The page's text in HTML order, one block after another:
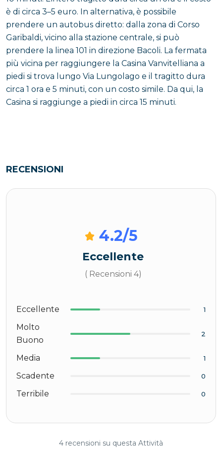
è di circa 3–5 euro. In alternativa, è possibile
prendere un autobus diretto: dalla zona di Corso
Garibaldi, vicino alla stazione centrale, si può
prendere la linea 101 in direzione Bacoli. La fermata
più vicina per raggiungere la Casina Vanvitelliana a
piedi si trova lungo Via Lungolago e il tragitto dura
circa 1 ora e 5 minuti, con un costo simile. Da qui, la
Casina si raggiunge a piedi in circa 15 minuti.
RECENSIONI
4.2/5
Eccellente
( Recensioni 4)
Eccellente 1
Molto
Buono
2
Media 1
Scadente 0
Terribile 0
4 recensioni su questa Attività